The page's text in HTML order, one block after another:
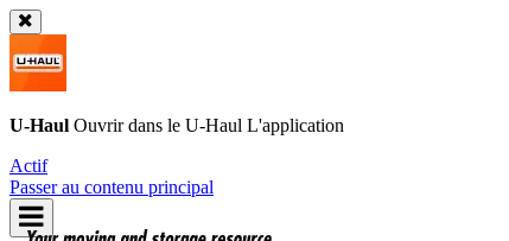
U-Haul Ouvrir dans le U-Haul L'application
Actif
Passer au contenu principal